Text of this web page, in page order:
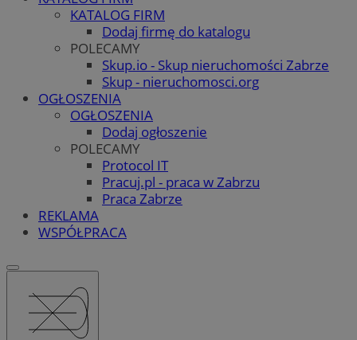
KATALOG FIRM
Dodaj firmę do katalogu
POLECAMY
Skup.io - Skup nieruchomości Zabrze
Skup - nieruchomosci.org
OGŁOSZENIA
OGŁOSZENIA
Dodaj ogłoszenie
POLECAMY
Protocol IT
Pracuj.pl - praca w Zabrzu
Praca Zabrze
REKLAMA
WSPÓŁPRACA